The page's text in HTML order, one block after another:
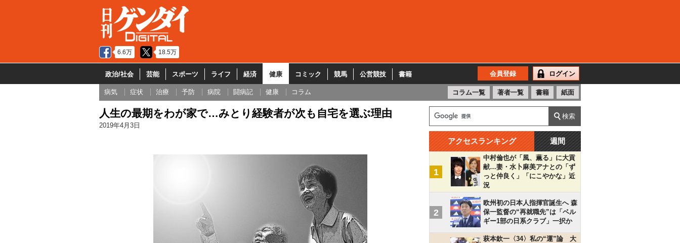
6.6万 18.5万
政治/社会 芸能 スポーツ ライフ 経済 健康 コミック 競馬 公営競技 書籍 会員登録 ログイン
病気 症状 治療 予防 病院 闘病記 健康 コラム コラム一覧 著者一覧 書籍 紙面
人生の最期をわが家で…みとり経験者が次も自宅を選ぶ理由
2019年4月3日
アクセスランキング 週間
1
中村倫也が「風、薫る」に大貢
献…妻・水卜麻美アナとの「ず
っと仲良く」「にこやかな」近
況
2
欧州初の日本人指揮官誕生へ 森
保一監督の“再就職先”は「ベル
ギー1部の日系クラブ」一択か
萩本欽一〈34〉私の“運”論 大